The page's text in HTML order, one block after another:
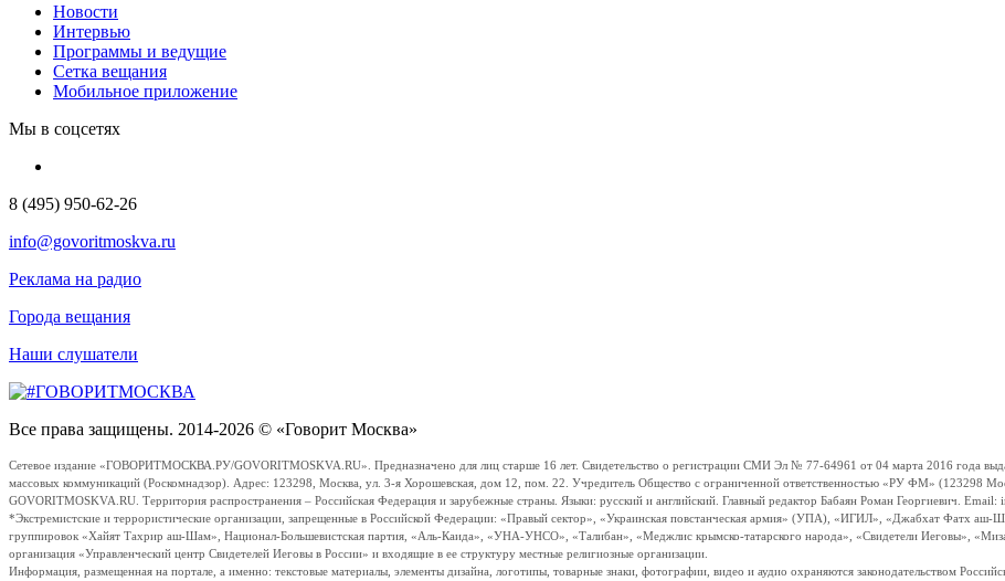
Новости
Интервью
Программы и ведущие
Сетка вещания
Мобильное приложение
Мы в соцсетях
8 (495) 950-62-26
info@govoritmoskva.ru
Реклама на радио
Города вещания
Наши слушатели
Все права защищены. 2014-2026 © «Говорит Москва»
Сетевое издание «ГОВОРИТМОСКВА.РУ/GOVORITMOSKVA.RU». Предназначено для лиц старше 16 лет. Свидетельство о регистрации СМИ Эл № 77-64961 от 04 марта 2016 года
массовых коммуникаций (Роскомнадзор). Адрес: 123298, Москва, ул. 3-я Хорошевская, дом 12, пом. 22. Учредитель Общество с ограниченной ответственностью «РУ ФМ» (123298
GOVORITMOSKVA.RU. Территория распространения – Российская Федерация и зарубежные страны. Языки: русский и английский. Главный редактор Бабаян Роман Георгиевич.
*Экстремистские и террористические организации, запрещенные в Российской Федерации: «Правый сектор», «Украинская повстанческая армия» (УПА), «ИГИЛ», «Джабхат Фатх
группировок «Хайят Тахрир аш-Шам», Национал-Большевистская партия, «Аль-Каида», «УНА-УНСО», «Талибан», «Меджлис крымско-татарского народа», «Свидетели Иеговы»,
организация «Управленческий центр Свидетелей Иеговы в России» и входящие в ее структуру местные религиозные организации.
Информация, размещенная на портале, а именно: текстовые материалы, элементы дизайна, логотипы, товарные знаки, фотографии, видео и аудио охраняются законодательством